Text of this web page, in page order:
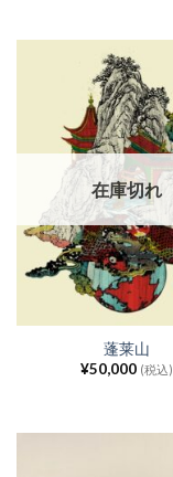
在庫切れ
蓬莱山
¥50,000 (税込)